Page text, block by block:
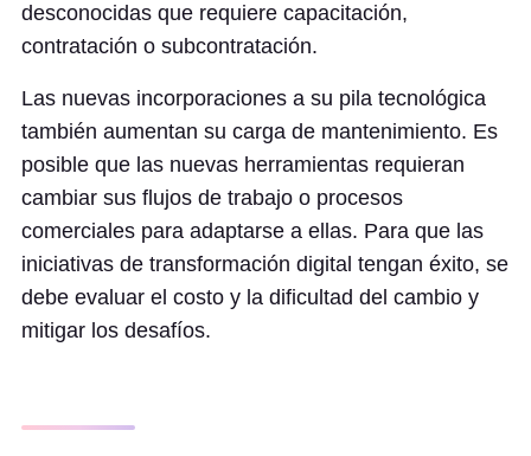
desconocidas que requiere capacitación,
contratación o subcontratación.
Las nuevas incorporaciones a su pila tecnológica
también aumentan su carga de mantenimiento. Es
posible que las nuevas herramientas requieran
cambiar sus flujos de trabajo o procesos
comerciales para adaptarse a ellas. Para que las
iniciativas de transformación digital tengan éxito, se
debe evaluar el costo y la dificultad del cambio y
mitigar los desafíos.